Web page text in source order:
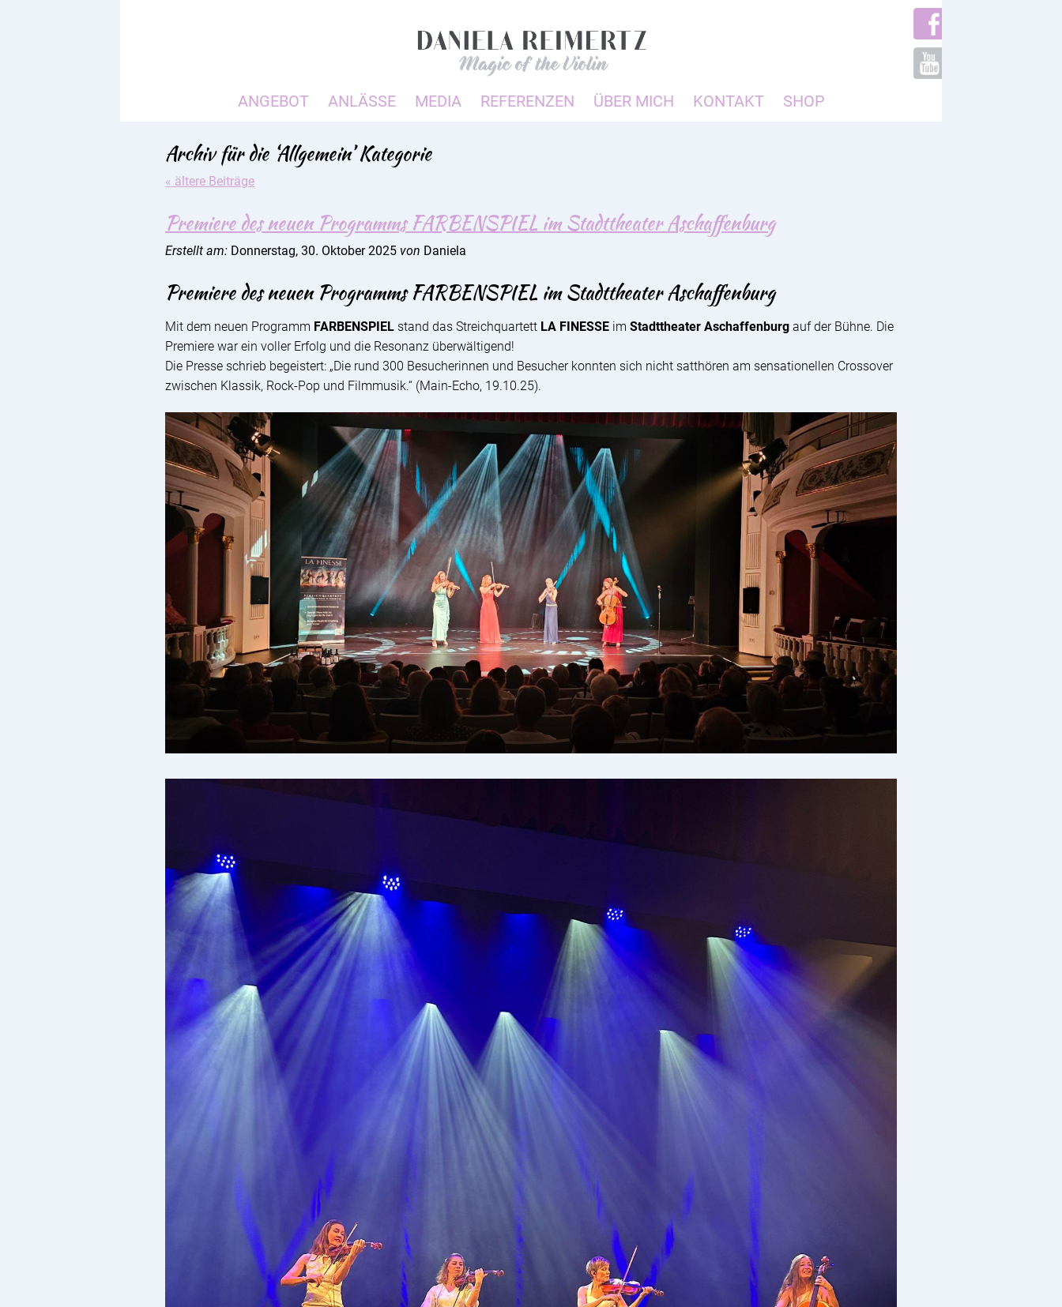
ANGEBOT ANLÄSSE MEDIA REFERENZEN ÜBER MICH KONTAKT SHOP
Archiv für die ‘Allgemein’ Kategorie
« ältere Beiträge
Premiere des neuen Programms FARBENSPIEL im Stadttheater Aschaffenburg
Erstellt am: Donnerstag, 30. Oktober 2025 von Daniela
Premiere des neuen Programms FARBENSPIEL im Stadttheater Aschaffenburg
Mit dem neuen Programm FARBENSPIEL stand das Streichquartett LA FINESSE im Stadttheater Aschaffenburg auf der Bühne. Die
Premiere war ein voller Erfolg und die Resonanz überwältigend!
Die Presse schrieb begeistert: „Die rund 300 Besucherinnen und Besucher konnten sich nicht satthören am sensationellen Crossover
zwischen Klassik, Rock-Pop und Filmmusik.“ (Main-Echo, 19.10.25).